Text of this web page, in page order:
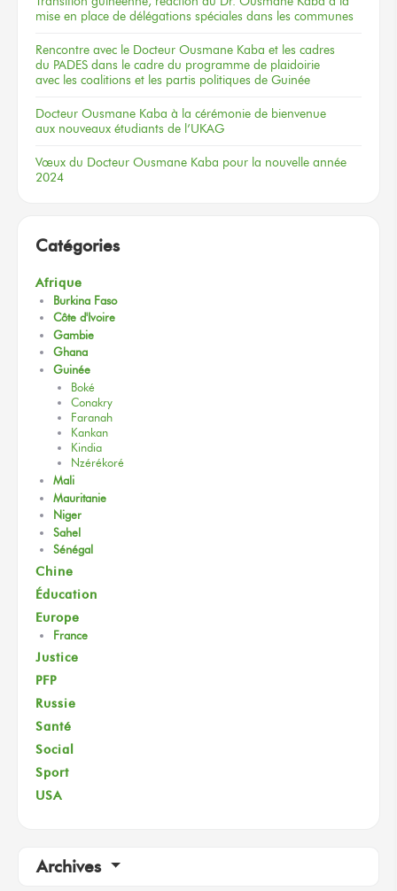
mise en place de délégations spéciales dans les communes
Rencontre avec le Docteur Ousmane Kaba et les cadres
du PADES dans le cadre du programme de plaidoirie
avec les coalitions et les partis politiques de Guinée
Docteur Ousmane Kaba à la cérémonie de bienvenue
aux nouveaux étudiants de l’UKAG
Vœux du Docteur Ousmane Kaba pour la nouvelle année
2024
Catégories
Afrique
Burkina Faso
Côte d'Ivoire
Gambie
Ghana
Guinée
Boké
Conakry
Faranah
Kankan
Kindia
Nzérékoré
Mali
Mauritanie
Niger
Sahel
Sénégal
Chine
Éducation
Europe
France
Justice
PFP
Russie
Santé
Social
Sport
USA
Archives